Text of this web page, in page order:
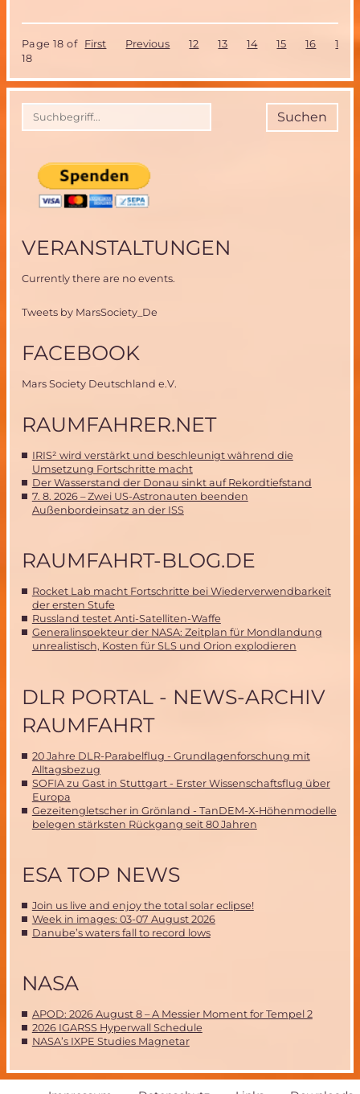
16.
in
Boulder,
USA
Page 18 of
18
First Previous 12 13 14 15 16 17
Suchen
VERANSTALTUNGEN
Currently there are no events.
Tweets by MarsSociety_De
FACEBOOK
Mars Society Deutschland e.V.
RAUMFAHRER.NET
IRIS² wird verstärkt und beschleunigt während die
Umsetzung Fortschritte macht
Der Wasserstand der Donau sinkt auf Rekordtiefstand
7. 8. 2026 – Zwei US-Astronauten beenden
Außenbordeinsatz an der ISS
RAUMFAHRT-BLOG.DE
Rocket Lab macht Fortschritte bei Wiederverwendbarkeit
der ersten Stufe
Russland testet Anti-Satelliten-Waffe
Generalinspekteur der NASA: Zeitplan für Mondlandung
unrealistisch, Kosten für SLS und Orion explodieren
DLR PORTAL - NEWS-ARCHIV
RAUMFAHRT
20 Jahre DLR-Parabelflug - Grundlagenforschung mit
Alltagsbezug
SOFIA zu Gast in Stuttgart - Erster Wissenschaftsflug über
Europa
Gezeitengletscher in Grönland - TanDEM-X-Höhenmodelle
belegen stärksten Rückgang seit 80 Jahren
ESA TOP NEWS
Join us live and enjoy the total solar eclipse!
Week in images: 03-07 August 2026
Danube’s waters fall to record lows
NASA
APOD: 2026 August 8 – A Messier Moment for Tempel 2
2026 IGARSS Hyperwall Schedule
NASA’s IXPE Studies Magnetar